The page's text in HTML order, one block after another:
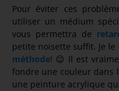
Pour éviter ces
utiliser un médium
vous permettra de
petite noisette suffit. Je le
méthode! 😉 Il est
fondre une couleur dans
une peinture acrylique